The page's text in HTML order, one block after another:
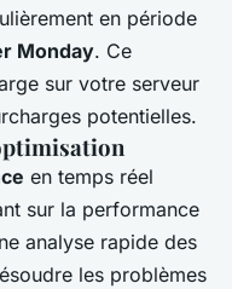
en période
Monday. Ce
sur votre serveur
potentielles.
en temps réel
sur la performance
analyse rapide des
les problèmes